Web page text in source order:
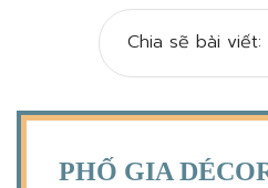
Chia sẽ bài viết:
PHỐ GIA